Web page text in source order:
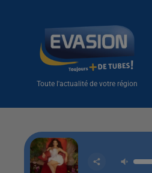
Toute l'actualité de votre région